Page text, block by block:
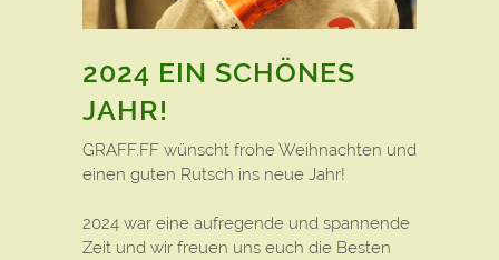
2024 EIN SCHÖNES
JAHR!
GRAFF.FF wünscht frohe Weihnachten und
einen guten Rutsch ins neue Jahr!
2024 war eine aufregende und spannende
Zeit und wir freuen uns euch die Besten